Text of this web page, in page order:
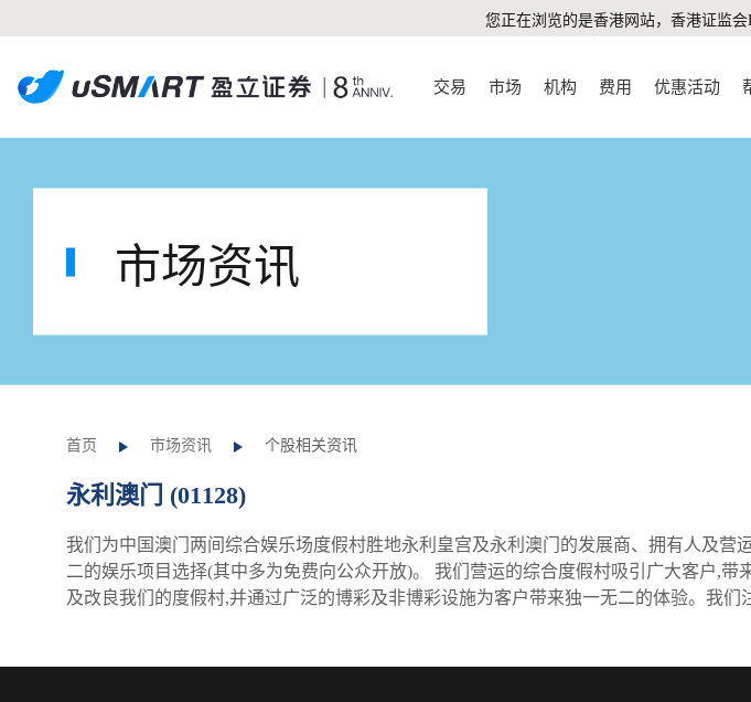
您正在浏览的是香港网站，香港证监
交易 市场 机构 费用 优惠活动
市场资讯
首页 市场资讯 个股相关资讯
永利澳门 (01128)
我们为中国澳门两间综合娱乐场度假村胜地永利皇宫及永利澳门的发展商、拥有人及
二的娱乐项目选择(其中多为免费向公众开放)。 我们营运的综合度假村吸引广大客户,
及改良我们的度假村,并通过广泛的博彩及非博彩设施为客户带来独一无二的体验。我